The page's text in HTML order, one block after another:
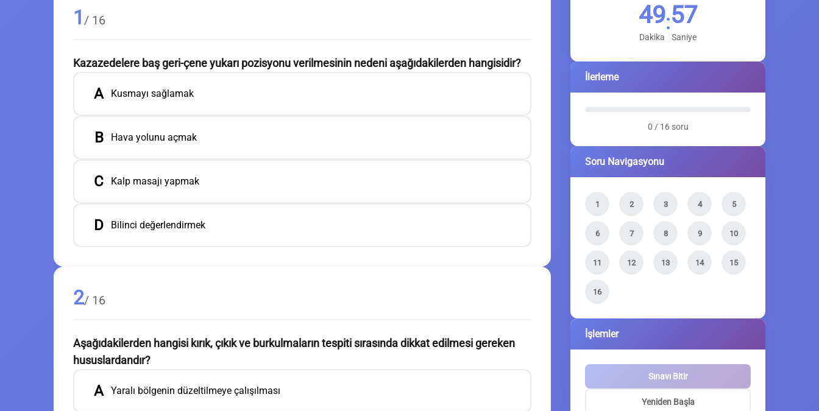
1 / 16
Kazazedelere baş geri-çene yukarı pozisyonu verilmesinin nedeni aşağıdakilerden hangisidir?
A Kusmayı sağlamak
B Hava yolunu açmak
C Kalp masajı yapmak
D Bilinci değerlendirmek
2/ 16
Aşağıdakilerden hangisi kırık, çıkık ve burkulmaların tespiti sırasında dikkat edilmesi gereken
hususlardandır?
A Yaralı bölgenin düzeltilmeye çalışılması
49
Dakika
:56
Saniye
İlerleme
0 / 16 soru
Soru Navigasyonu
1 2 3 4 5
6 7 8 9 10
11 12 13 14 15
16
İşlemler
Sınavı Bitir
Yeniden Başla